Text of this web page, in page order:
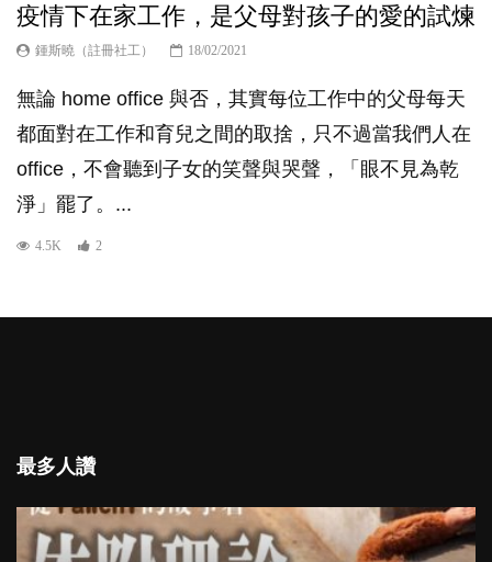
疫情下在家工作，是父母對孩子的愛的試煉
鍾斯曉（註冊社工） 18/02/2021
無論 home office 與否，其實每位工作中的父母每天
都面對在工作和育兒之間的取捨，只不過當我們人在
office，不會聽到子女的笑聲與哭聲，「眼不見為乾
淨」罷了。...
4.5K 2
最多人讚